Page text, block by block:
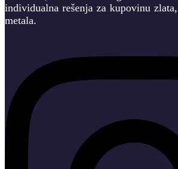
individualna rešenja za kupovinu
metala.